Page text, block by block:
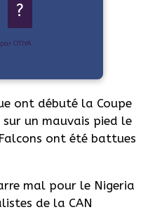
?
OTIYA
ont débuté la Coupe
un mauvais pied le
ont été battues
mal pour le Nigeria
de la CAN